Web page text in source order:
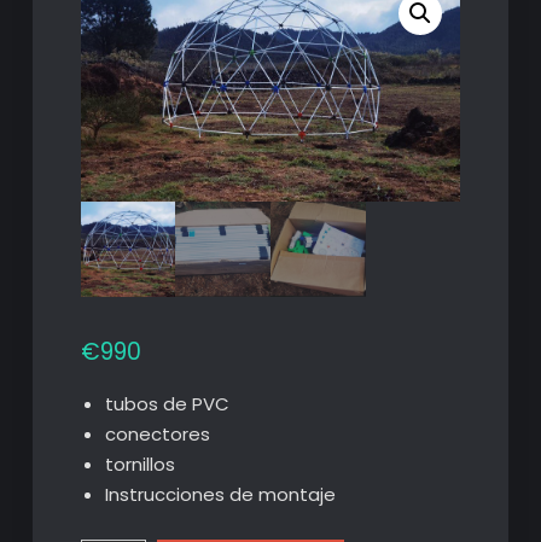
€990
tubos de PVC
conectores
tornillos
Instrucciones de montaje